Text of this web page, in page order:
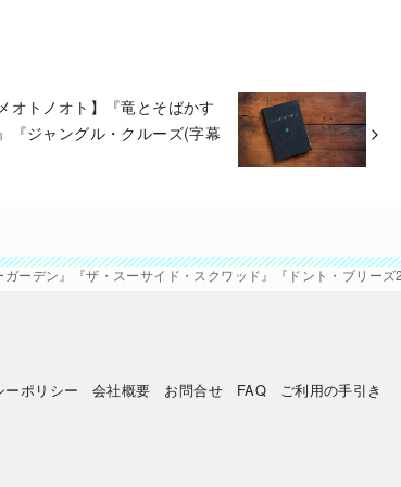
オトノオト】『竜とそばかす
『ジャングル・クルーズ(字幕
ーデン』『ザ・スーサイド・スクワッド』『ドント・ブリーズ
ーポリシー 会社概要 お問合せ FAQ ご利用の手引き